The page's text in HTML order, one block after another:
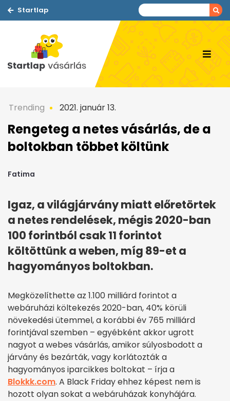
Startlap
Trending 2021. január 13.
Rengeteg a netes vásárlás, de a
boltokban többet költünk
Fatima
Igaz, a világjárvány miatt előretörtek
a netes rendelések, mégis 2020-ban
100 forintból csak 11 forintot
költöttünk a weben, míg 89-et a
hagyományos boltokban.
Megközelíthette az 1.100 milliárd forintot a
webáruházi költekezés 2020-ban, 40% körüli
növekedési ütemmel, a korábbi év 765 milliárd
forintjával szemben – egyébként akkor ugrott
nagyot a webes vásárlás, amikor súlyosbodott a
járvány és bezárták, vagy korlátozták a
hagyományos iparcikkes boltokat – írja a
Blokkk.com. A Black Friday ehhez képest nem is
hozott olyan sokat a webáruházak konyhájára.